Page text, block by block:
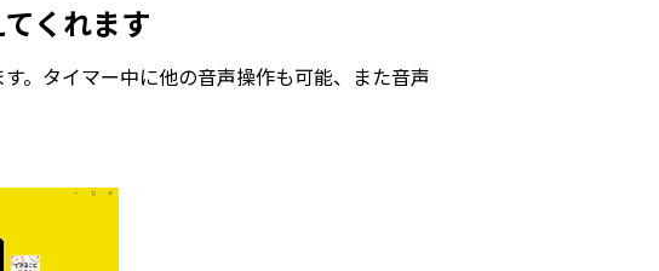
くれます
。タイマー中に他の音声操作も可能、また音声